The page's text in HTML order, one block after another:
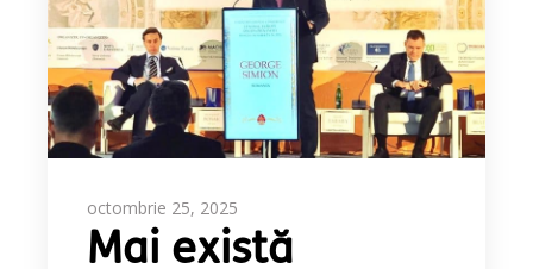
octombrie 25, 2025
Mai există